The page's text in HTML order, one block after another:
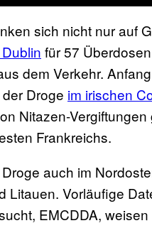
sich nicht nur auf
für 57
dem Verkehr.
Droge im irischen
Nitazen-
Frankreichs.
auch im
Litauen. Vorläufige
EMCDDA,